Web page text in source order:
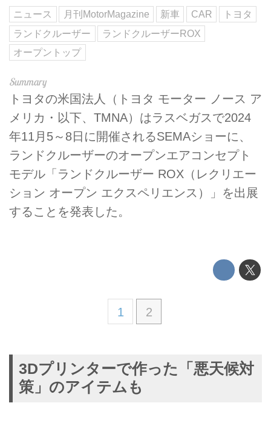
ニュース 月刊MotorMagazine 新車 CAR
トヨタ
ランドクルーザー
ランドクルーザーROX
オープントップ
トヨタの米国法人（トヨタ モーター ノース ア
メリカ・以下、TMNA）はラスベガスで2024
年11月5～8日に開催されるSEMAショーに、
ランドクルーザーのオープンエアコンセプト
モデル「ランドクルーザー ROX（レクリエー
ション オープン エクスペリエンス）」を出展
することを発表した。
1 2
3Dプリンターで作った「悪天候対
策」のアイテムも